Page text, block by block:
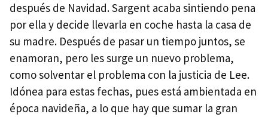
después de Navidad. Sargent acaba sintiendo pena
por ella y decide llevarla en coche hasta la casa de
su madre. Después de pasar un tiempo juntos, se
enamoran, pero les surge un nuevo problema,
como solventar el problema con la justicia de Lee.
Idónea para estas fechas, pues está ambientada en
época navideña, a lo que hay que sumar la gran